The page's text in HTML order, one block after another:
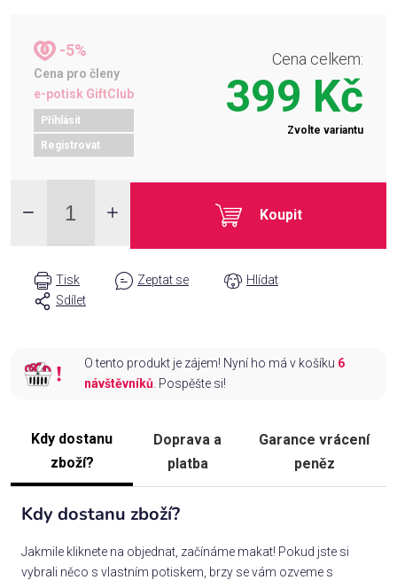
-5%
Cena pro členy
e-potisk GiftClub
Přihlásit
Registrovat
Cena celkem:
399 Kč
Zvolte variantu
Koupit
Tisk Zeptat se
Hlídat
Sdílet
O tento produkt je zájem! Nyní ho má v košíku 6
návštěvníků. Pospěšte si!
Kdy dostanu
zboží?
Doprava a
platba
Garance vrácení
peněz
Kdy dostanu zboží?
Jakmile kliknete na objednat, začínáme makat! Pokud jste si
vybrali něco s vlastním potiskem, brzy se vám ozveme s